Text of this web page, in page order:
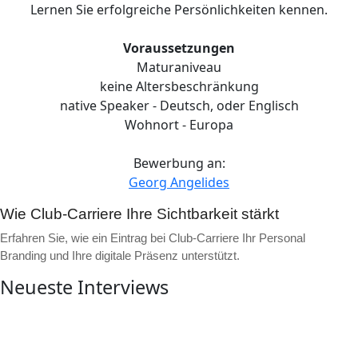
Lernen Sie erfolgreiche Persönlichkeiten kennen.
Voraussetzungen
Maturaniveau
keine Altersbeschränkung
native Speaker - Deutsch, oder Englisch
Wohnort - Europa
Bewerbung an:
Georg Angelides
Wie Club-Carriere Ihre Sichtbarkeit stärkt
Erfahren Sie, wie ein Eintrag bei Club-Carriere Ihr Personal
Branding und Ihre digitale Präsenz unterstützt.
▶
Neueste Interviews